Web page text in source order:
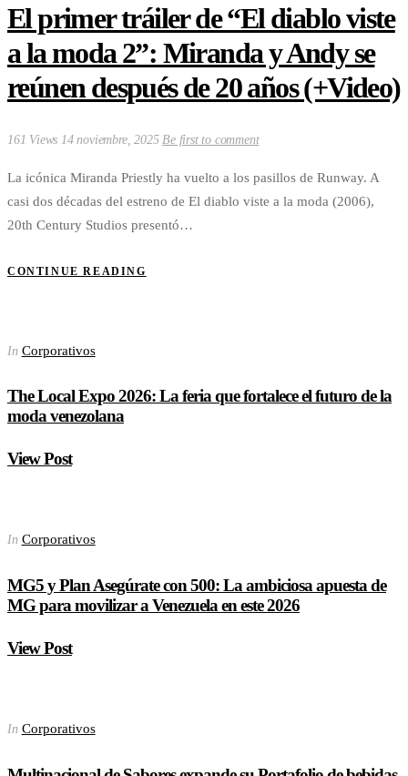
El primer tráiler de “El diablo viste
a la moda 2”: Miranda y Andy se
reúnen después de 20 años (+Video)
161 Views 14 noviembre, 2025Be first to comment
La icónica Miranda Priestly ha vuelto a los pasillos de Runway. A
casi dos décadas del estreno de El diablo viste a la moda (2006),
20th Century Studios presentó…
CONTINUE READING
In Corporativos
The Local Expo 2026: La feria que fortalece el futuro de la
moda venezolana
View Post
In Corporativos
MG5 y Plan Asegúrate con 500: La ambiciosa apuesta de
MG para movilizar a Venezuela en este 2026
View Post
In Corporativos